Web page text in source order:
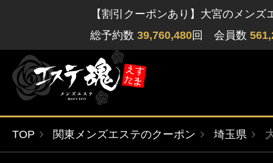
【割引クーポンあり】大宮のメンズ
総予約数 39,760,480回 会員数
閲覧履歴
ゲストさん
TOP 関東メンズエステのクーポン 埼玉県